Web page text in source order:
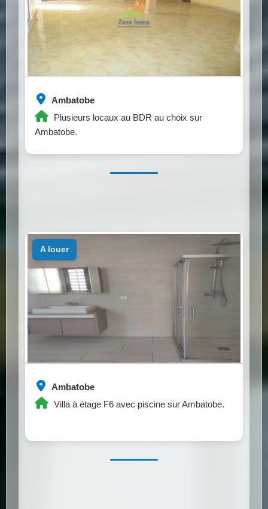
Ambatobe
Plusieurs locaux au BDR au choix sur
Ambatobe.
Ambatobe
Villa à étage F6 avec piscine sur Ambatobe.
a louer